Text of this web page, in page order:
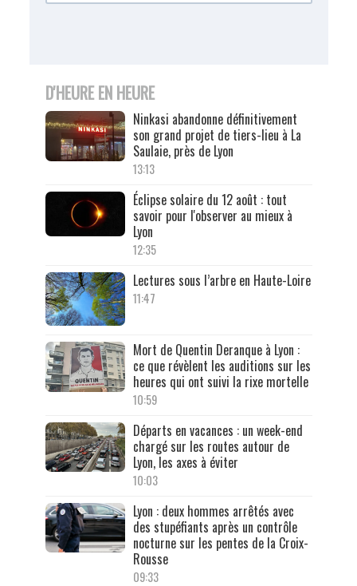
D'HEURE EN HEURE
Ninkasi abandonne définitivement
son grand projet de tiers-lieu à La
Saulaie, près de Lyon
13:13
Éclipse solaire du 12 août : tout
savoir pour l'observer au mieux à
Lyon
12:35
Lectures sous l’arbre en Haute-Loire
11:47
Mort de Quentin Deranque à Lyon :
ce que révèlent les auditions sur les
heures qui ont suivi la rixe mortelle
10:59
Départs en vacances : un week-end
chargé sur les routes autour de
Lyon, les axes à éviter
10:03
Lyon : deux hommes arrêtés avec
des stupéfiants après un contrôle
nocturne sur les pentes de la Croix-
Rousse
09:33